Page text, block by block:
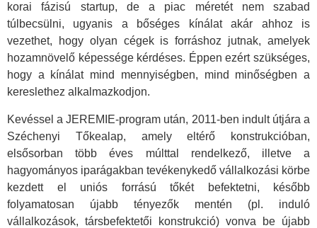
korai fázisú startup, de a piac méretét nem szabad
túlbecsülni, ugyanis a bőséges kínálat akár ahhoz is
vezethet, hogy olyan cégek is forráshoz jutnak, amelyek
hozamnövelő képessége kérdéses. Éppen ezért szükséges,
hogy a kínálat mind mennyiségben, mind minőségben a
kereslethez alkalmazkodjon.
Kevéssel a JEREMIE-program után, 2011-ben indult útjára a
Széchenyi Tőkealap, amely eltérő konstrukcióban,
elsősorban több éves múlttal rendelkező, illetve a
hagyományos iparágakban tevékenykedő vállalkozási körbe
kezdett el uniós forrású tőkét befektetni, később
folyamatosan újabb tényezők mentén (pl. induló
vállalkozások, társbefektetői konstrukció) vonva be újabb